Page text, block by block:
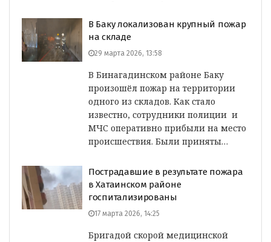
В Баку локализован крупный пожар
на складе
29 марта 2026, 13:58
В Бинагадинском районе Баку
произошёл пожар на территории
одного из складов. Как стало
известно, сотрудники полиции и
МЧС оперативно прибыли на место
происшествия. Были приняты…
Пострадавшие в результате пожара
в Хатаинском районе
госпитализированы
17 марта 2026, 14:25
Бригадой скорой медицинской